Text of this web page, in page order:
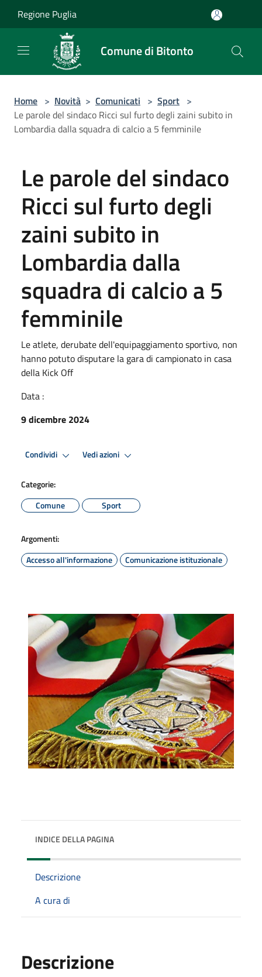
Regione Puglia
Comune di Bitonto
Home > Novità > Comunicati > Sport >
Le parole del sindaco Ricci sul furto degli zaini subito in
Lombardia dalla squadra di calcio a 5 femminile
Le parole del sindaco
Ricci sul furto degli
zaini subito in
Lombardia dalla
squadra di calcio a 5
femminile
Le atlete, derubate dell'equipaggiamento sportivo, non
hanno potuto disputare la gara di campionato in casa
della Kick Off
Data :
9 dicembre 2024
Condividi Vedi azioni
Categorie:
Comune
Sport
Argomenti:
Accesso all'informazione
Comunicazione istituzionale
INDICE DELLA PAGINA
Descrizione
A cura di
Descrizione